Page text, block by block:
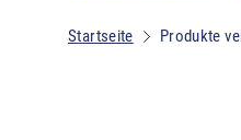
Startseite Produkte